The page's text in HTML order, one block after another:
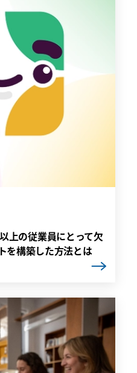
上の従業員にとって欠
を構築した方法とは